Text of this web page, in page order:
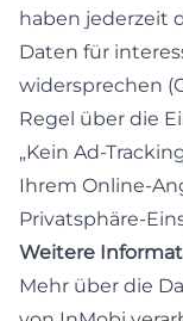
haben jederzeit
Daten für
widersprechen
Regel über die
„Kein Ad-
Ihrem Online-
Privatsphäre-
Weitere
Mehr über die